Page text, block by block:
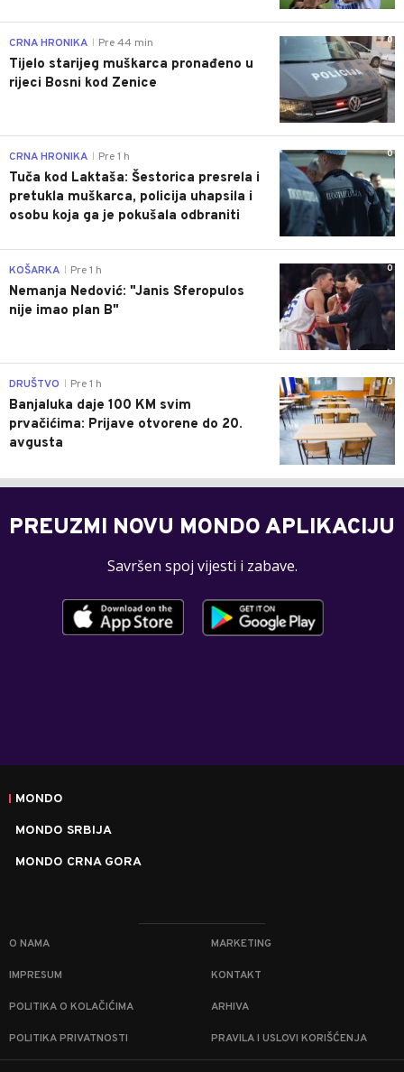
0
CRNA HRONIKA Pre 44 min
Tijelo starijeg muškarca pronađeno u
rijeci Bosni kod Zenice
0
CRNA HRONIKA Pre 1 h
Tuča kod Laktaša: Šestorica presrela i
pretukla muškarca, policija uhapsila i
osobu koja ga je pokušala odbraniti
0
KOŠARKA Pre 1 h
Nemanja Nedović: "Janis Sferopulos
nije imao plan B"
0
DRUŠTVO Pre 1 h
Banjaluka daje 100 KM svim
prvačićima: Prijave otvorene do 20.
avgusta
PREUZMI NOVU MONDO APLIKACIJU
Savršen spoj vijesti i zabave.
MONDO
MONDO SRBIJA
MONDO CRNA GORA
O NAMA MARKETING
IMPRESUM KONTAKT
POLITIKA O KOLAČIĆIMA ARHIVA
POLITIKA PRIVATNOSTI PRAVILA I USLOVI KORIŠĆENJA